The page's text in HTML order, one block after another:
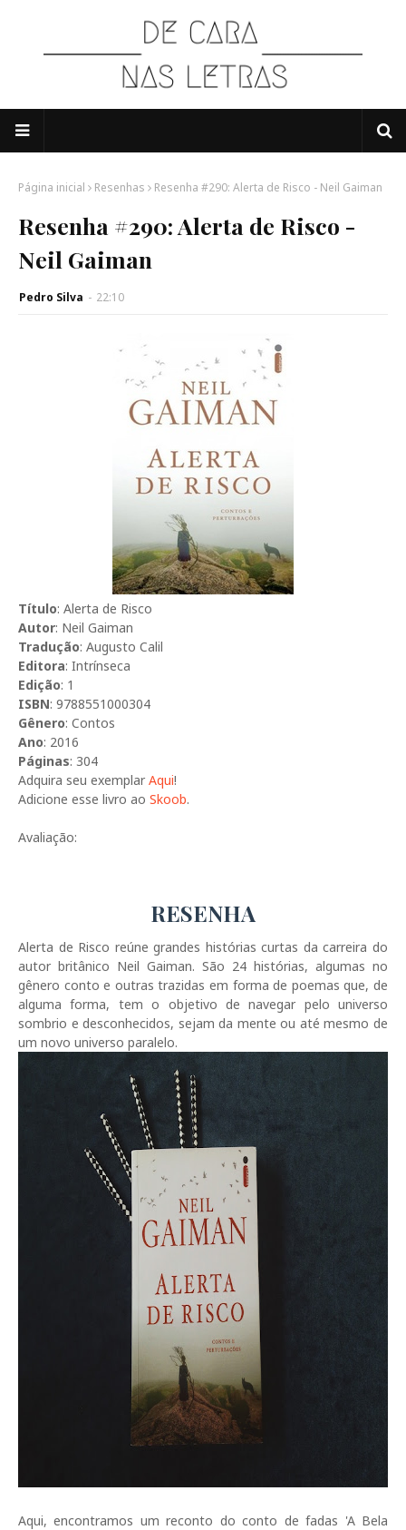
Página inicial Resenhas Resenha #290: Alerta de Risco - Neil Gaiman
Resenha #290: Alerta de Risco -
Neil Gaiman
Pedro Silva - 22:10
Título: Alerta de Risco
Autor: Neil Gaiman
Tradução: Augusto Calil
Editora: Intrínseca
Edição: 1
ISBN: 9788551000304
Gênero: Contos
Ano: 2016
Páginas: 304
Adquira seu exemplar Aqui!
Adicione esse livro ao Skoob.
Avaliação:
RESENHA
Alerta de Risco reúne grandes histórias curtas da carreira do
autor britânico Neil Gaiman. São 24 histórias, algumas no
gênero conto e outras trazidas em forma de poemas que, de
alguma forma, tem o objetivo de navegar pelo universo
sombrio e desconhecidos, sejam da mente ou até mesmo de
um novo universo paralelo.
Aqui, encontramos um reconto do conto de fadas 'A Bela